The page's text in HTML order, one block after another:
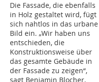
Die Fassade, die ebenfalls
in Holz gestaltet wird, fügt
sich nahtlos in das urbane
Bild ein. „Wir haben uns
entschieden, die
Konstruktionsweise über
das gesamte Gebäude in
der Fassade zu zeigen“,
sagt Benjamin Blocher.